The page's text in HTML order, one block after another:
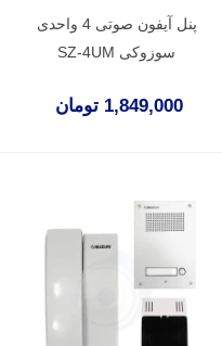
پنل آیفون صوتی 4 واحدی
سوزوکی SZ-4UM
1,849,000 تومان